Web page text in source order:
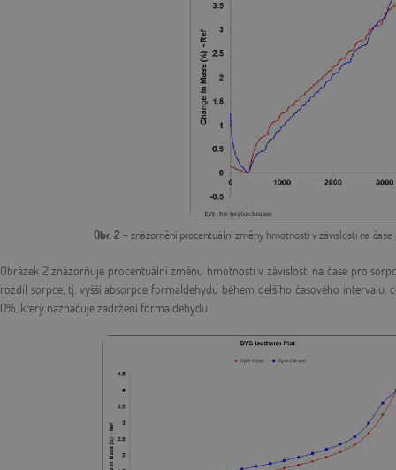
Obr. 2 – znázornění procentuální změny hmotnosti v závislosti na
Obrázek 2 znázorňuje procentuální změnu hmotnosti v závislosti na čase pro
rozdíl sorpce, tj. vyšší absorpce formaldehydu během delšího časového
0%, který naznačuje zadržení formaldehydu.